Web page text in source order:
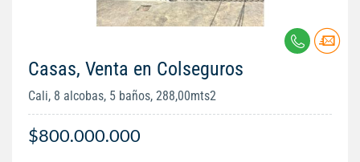
Casas, Venta en Colseguros
Cali, 8 alcobas, 5 baños, 288,00mts2
$800.000.000